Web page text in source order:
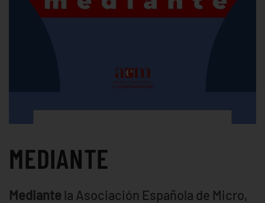
MEDIANTE
Mediante la Asociación Española de Micro,